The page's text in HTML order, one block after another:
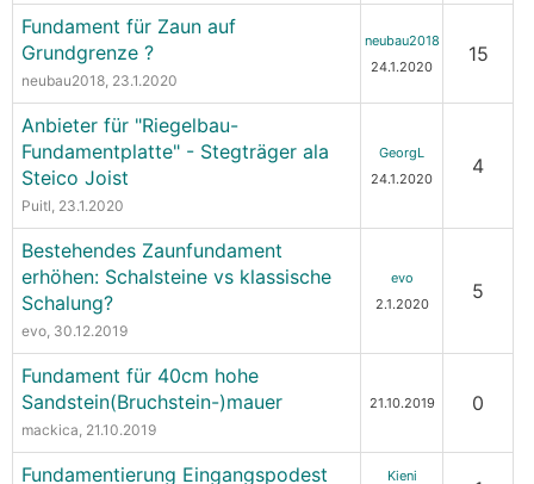
Fundament für Zaun auf
Grundgrenze ?
neubau2018, 23.1.2020
neubau2018
24.1.2020
15
Anbieter für "Riegelbau-
Fundamentplatte" - Stegträger ala
Steico Joist
Puitl, 23.1.2020
GeorgL
24.1.2020
4
Bestehendes Zaunfundament
erhöhen: Schalsteine vs klassische
Schalung?
evo, 30.12.2019
evo
2.1.2020
5
Fundament für 40cm hohe
Sandstein(Bruchstein-)mauer
mackica, 21.10.2019
21.10.2019 0
Fundamentierung Eingangspodest
Kieni